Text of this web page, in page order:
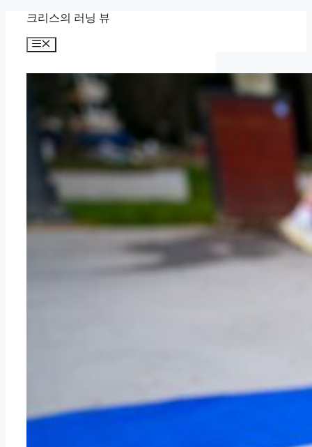
크리스의 러닝 뷰
메